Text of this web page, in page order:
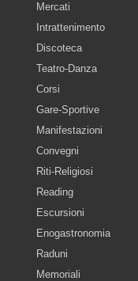
Mercati
Intrattenimento
Discoteca
Teatro-Danza
Corsi
Gare-Sportive
Manifestazioni
Convegni
Riti-Religiosi
Reading
Escursioni
Enogastronomia
Raduni
Memoriali